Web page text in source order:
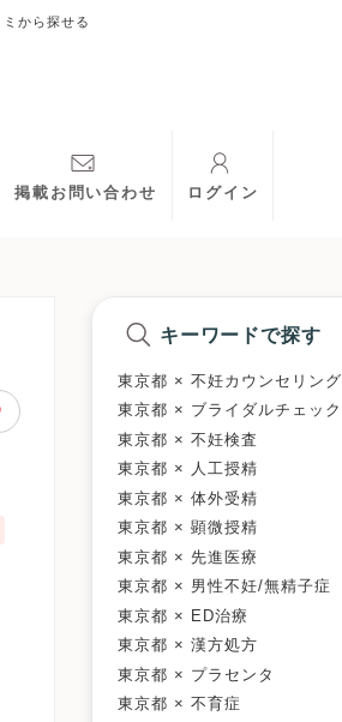
から探せる
掲載お問い合わせ ログイン
キーワードで探す
東京都 × 不妊カウンセリング
東京都 × ブライダルチェック
東京都 × 不妊検査
東京都 × 人工授精
東京都 × 体外受精
東京都 × 顕微授精
東京都 × 先進医療
東京都 × 男性不妊/無精子症
東京都 × ED治療
東京都 × 漢方処方
東京都 × プラセンタ
東京都 × 不育症